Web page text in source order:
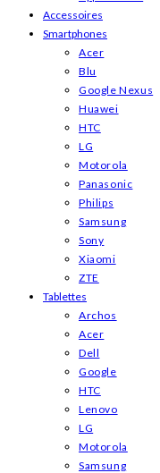
Accessoires
Smartphones
Acer
Blu
Google Nexus
Huawei
HTC
LG
Motorola
Panasonic
Philips
Samsung
Sony
Xiaomi
ZTE
Tablettes
Archos
Acer
Dell
Google
HTC
Lenovo
LG
Motorola
Samsung